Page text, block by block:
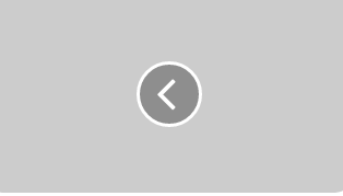
القنصليّة .. أمريكا تمنح الاعتماد القنصلي
للسفارة السوريّة في واشنطن.